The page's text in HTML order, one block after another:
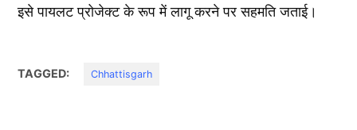
इसे पायलट प्रोजेक्ट के रूप में लागू करने पर सहमति जताई।
TAGGED: Chhattisgarh